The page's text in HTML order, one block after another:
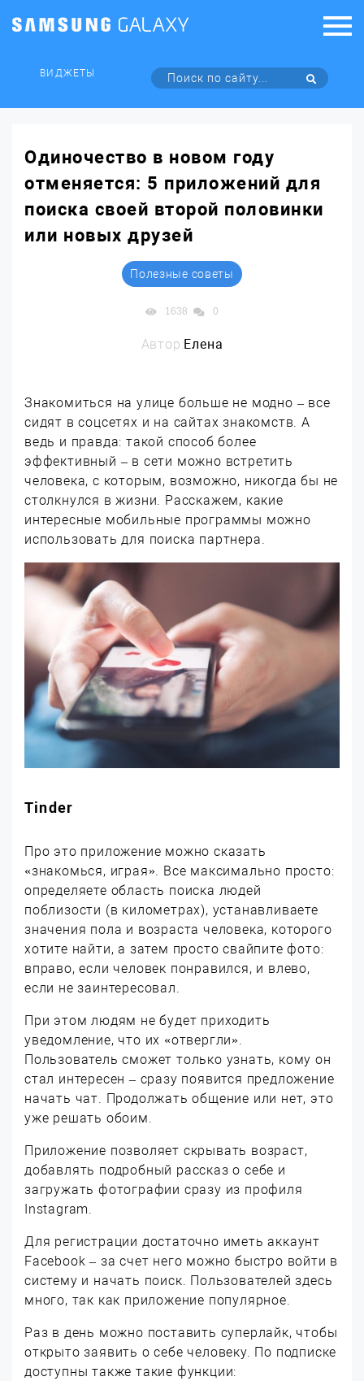
ВИДЖЕТЫ
Одиночество в новом году
отменяется: 5 приложений для
поиска своей второй половинки
или новых друзей
Полезные советы
1638 0
Автор:Елена
Знакомиться на улице больше не модно – все
сидят в соцсетях и на сайтах знакомств. А
ведь и правда: такой способ более
эффективный – в сети можно встретить
человека, с которым, возможно, никогда бы не
столкнулся в жизни. Расскажем, какие
интересные мобильные программы можно
использовать для поиска партнера.
Tinder
Про это приложение можно сказать
«знакомься, играя». Все максимально просто:
определяете область поиска людей
поблизости (в километрах), устанавливаете
значения пола и возраста человека, которого
хотите найти, а затем просто свайпите фото:
вправо, если человек понравился, и влево,
если не заинтересовал.
При этом людям не будет приходить
уведомление, что их «отвергли».
Пользователь сможет только узнать, кому он
стал интересен – сразу появится предложение
начать чат. Продолжать общение или нет, это
уже решать обоим.
Приложение позволяет скрывать возраст,
добавлять подробный рассказ о себе и
загружать фотографии сразу из профиля
Instagram.
Для регистрации достаточно иметь аккаунт
Facebook – за счет него можно быстро войти в
систему и начать поиск. Пользователей здесь
много, так как приложение популярное.
Раз в день можно поставить суперлайк, чтобы
открыто заявить о себе человеку. По подписке
доступны также такие функции: